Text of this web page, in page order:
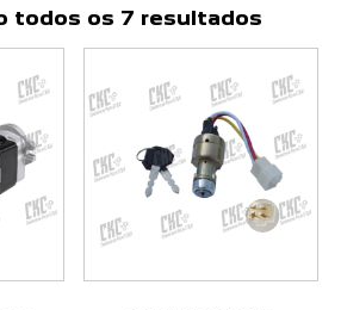
todos os 7 resultados